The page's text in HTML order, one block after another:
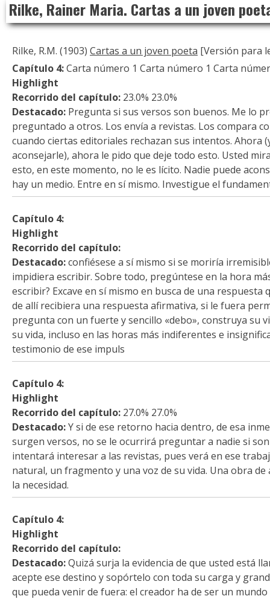
content
Rilke, Rainer Maria. Cartas a un joven
Rilke, R.M. (1903) Cartas a un joven poeta [Versión para
Capítulo 4:Carta número 1 Carta número 1 Carta
Highlight
Recorrido del capítulo: 23.0% 23.0%
Destacado: Pregunta si sus versos son buenos. Me lo
preguntado a otros. Los envía a revistas. Los compara
cuando ciertas editoriales rechazan sus intentos. Ahora
aconsejarle), ahora le pido que deje todo esto. Usted
esto, en este momento, no le es lícito. Nadie puede
hay un medio. Entre en sí mismo. Investigue el
Capítulo 4:
Highlight
Recorrido del capítulo:
Destacado:confiésese a sí mismo si se moriría
impidiera escribir. Sobre todo, pregúntese en la hora
escribir? Excave en sí mismo en busca de una respuesta
de allí recibiera una respuesta afirmativa, si le fuera
pregunta con un fuerte y sencillo «debo», construya su
su vida, incluso en las horas más indiferentes e
testimonio de ese impuls
Capítulo 4:
Highlight
Recorrido del capítulo: 27.0% 27.0%
Destacado:Y si de ese retorno hacia dentro, de esa
surgen versos, no se le ocurrirá preguntar a nadie si
intentará interesar a las revistas, pues verá en ese
natural, un fragmento y una voz de su vida. Una obra
la necesidad.
Capítulo 4:
Highlight
Recorrido del capítulo:
Destacado:Quizá surja la evidencia de que usted está
acepte ese destino y sopórtelo con toda su carga y
que pueda venir de fuera: el creador ha de ser un